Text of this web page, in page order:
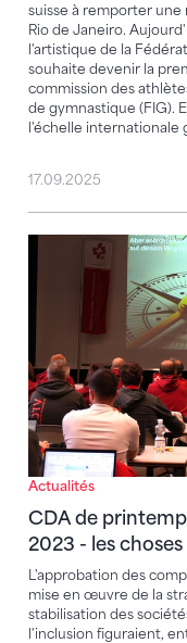
suisse à remporter une
Rio de Janeiro.
l'artistique de la
souhaite devenir la
commission des
de gymnastique (FIG).
l'échelle internationale
17.09.2025
Actualités
CDA de
2023 - les
L'approbation des
mise en œuvre de la
stabilisation des
l'inclusion figuraient,
CDA de